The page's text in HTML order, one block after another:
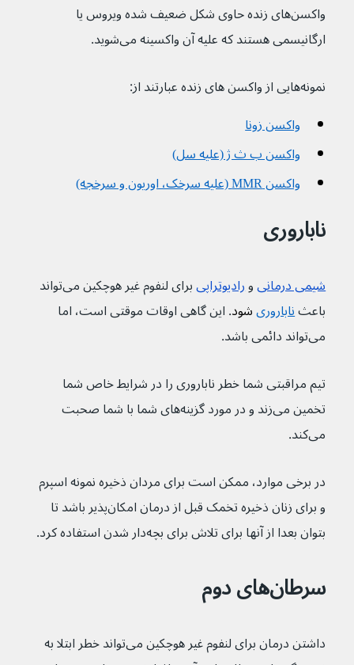
واکسن‌های زنده حاوی شکل ضعیف شده ویروس یا
ارگانیسمی هستند که علیه آن واکسینه می‌شوید.
نمونه‌هایی از واکسن های زنده عبارتند از:
واکسن زونا
واکسن ب ث ژ (علیه سل)
واکسن MMR (علیه سرخک، اوریون و سرخجه)
ناباروری
شیمی درمانیو رادیوتراپی
برای لنفوم غیر هوچکین می‌تواند
باعث ناباروری شود. این گاهی اوقات موقتی است، اما
می‌تواند دائمی باشد.
تیم مراقبتی شما خطر ناباروری را در شرایط خاص شما
تخمین می‌زند و در مورد گزینه‌های شما با شما صحبت
می‌کند.
در برخی موارد، ممکن است برای مردان ذخیره نمونه اسپرم
و برای زنان ذخیره تخمک قبل از درمان امکان‌پذیر باشد تا
بتوان بعدا از آنها برای تلاش برای بچه‌دار شدن استفاده کرد.
سرطان‌های دوم
داشتن درمان برای لنفوم غیر هوچکین می‌تواند خطر ابتلا به